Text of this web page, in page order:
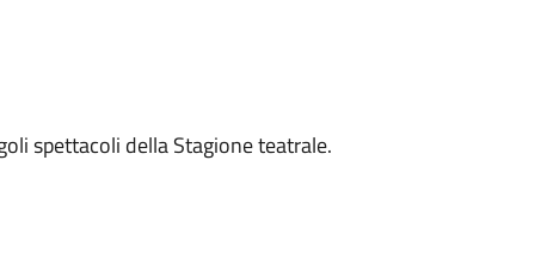
spettacoli della Stagione teatrale.